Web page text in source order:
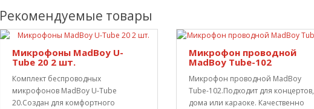
Рекомендуемые товары
Микрофоны MadBoy U-
Tube 20 2 шт.
Комплект беспроводных
микрофонов MadBoy U-Tube
20.Создан для комфортного
Микрофон проводной
MadBoy Tube-102
Микрофон проводной MadBoy
Tube-102.Подходит для концертов,
дома или караоке. Качественно